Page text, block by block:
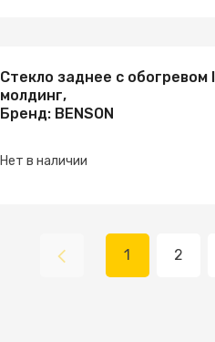
Стекло заднее с обогревом
молдинг,
Бренд: BENSON
Нет в наличии
1 2